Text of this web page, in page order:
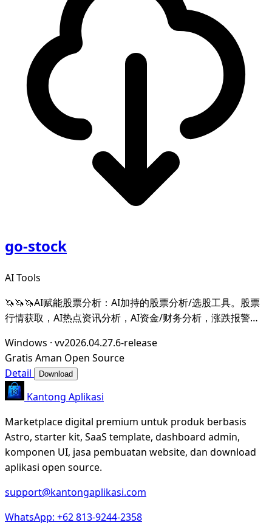
go-stock
AI Tools
🦄🦄🦄AI赋能股票分析：AI加持的股票分析/选股工具。股票
行情获取，AI热点资讯分析，AI资金/财务分析，涨跌报警推
辅助选股等。数据全部保留在本地。支持DeepSeek，
OpenAI， Ollama，LMStudio，AnythingL
Windows · vv2026.04.27.6-release
Gratis Aman Open Source
Detail
Download
Kantong Aplikasi
Marketplace digital premium untuk produk berbasis
Astro, starter kit, SaaS template, dashboard admin,
komponen UI, jasa pembuatan website, dan download
aplikasi open source.
support@kantongaplikasi.com
WhatsApp: +62 813-9244-2358